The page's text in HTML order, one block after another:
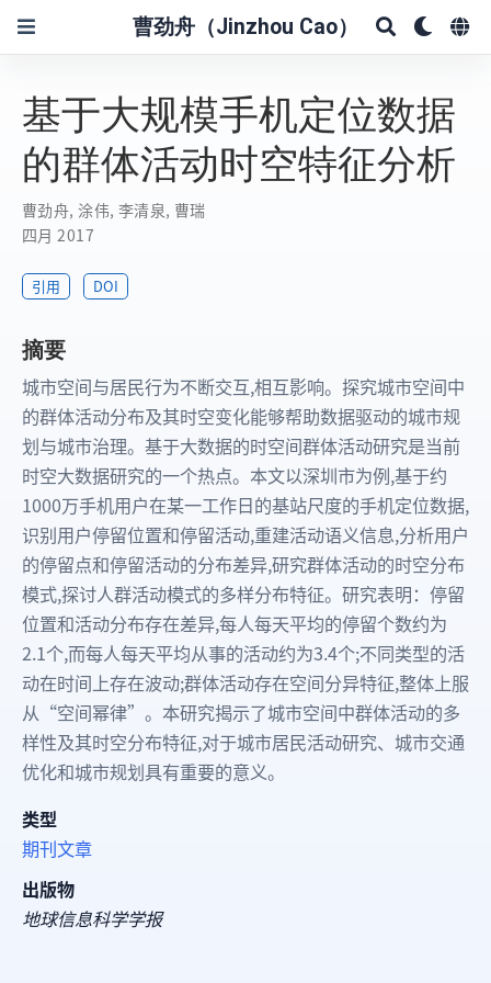
曹劲舟（Jinzhou Cao）
基于大规模手机定位数据
的群体活动时空特征分析
曹劲舟,涂伟, 李清泉, 曹瑞
四月 2017
引用 DOI
摘要
城市空间与居民行为不断交互,相互影响。探究城市空间中
的群体活动分布及其时空变化能够帮助数据驱动的城市规
划与城市治理。基于大数据的时空间群体活动研究是当前
时空大数据研究的一个热点。本文以深圳市为例,基于约
1000万手机用户在某一工作日的基站尺度的手机定位数据,
识别用户停留位置和停留活动,重建活动语义信息,分析用户
的停留点和停留活动的分布差异,研究群体活动的时空分布
模式,探讨人群活动模式的多样分布特征。研究表明：停留
位置和活动分布存在差异,每人每天平均的停留个数约为
2.1个,而每人每天平均从事的活动约为3.4个;不同类型的活
动在时间上存在波动;群体活动存在空间分异特征,整体上服
从“空间幂律”。本研究揭示了城市空间中群体活动的多
样性及其时空分布特征,对于城市居民活动研究、城市交通
优化和城市规划具有重要的意义。
类型
期刊文章
出版物
地球信息科学学报